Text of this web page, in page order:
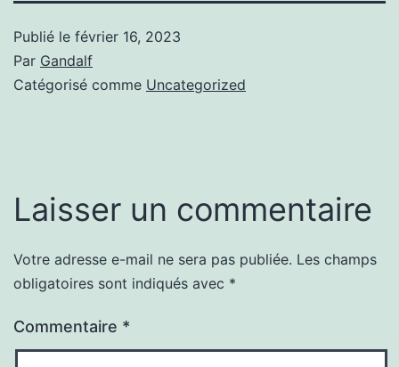
Publié le février 16, 2023
Par Gandalf
Catégorisé comme Uncategorized
Laisser un commentaire
Votre adresse e-mail ne sera pas publiée. Les champs
obligatoires sont indiqués avec *
Commentaire *